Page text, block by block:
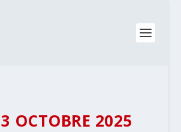
OCTOBRE 2025